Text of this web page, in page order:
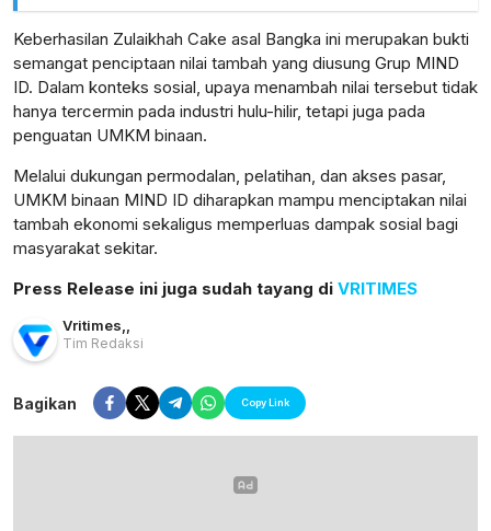
Keberhasilan Zulaikhah Cake asal Bangka ini merupakan bukti
semangat penciptaan nilai tambah yang diusung Grup MIND
ID. Dalam konteks sosial, upaya menambah nilai tersebut tidak
hanya tercermin pada industri hulu-hilir, tetapi juga pada
penguatan UMKM binaan.
Melalui dukungan permodalan, pelatihan, dan akses pasar,
UMKM binaan MIND ID diharapkan mampu menciptakan nilai
tambah ekonomi sekaligus memperluas dampak sosial bagi
masyarakat sekitar.
Press Release ini juga sudah tayang di VRITIMES
Vritimes
Tim Redaksi
Bagikan Copy Link